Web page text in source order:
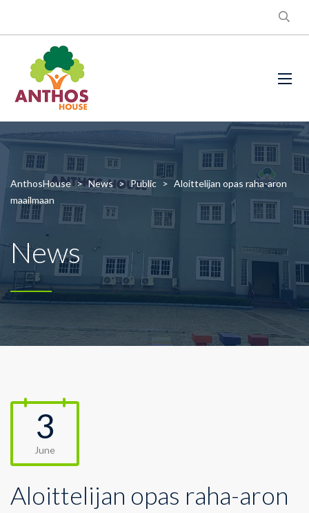
AnthosHouse > News > Public > Aloittelijan opas raha-aron
maailmaan
News
3
June
Aloittelijan opas raha-aron